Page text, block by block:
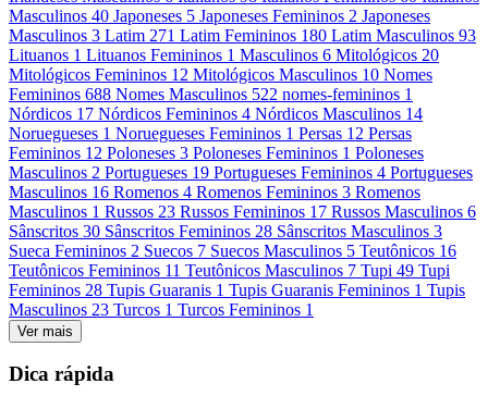
Masculinos 40 Japoneses 5 Japoneses Femininos 2 Japoneses
Masculinos 3 Latim 271 Latim Femininos 180 Latim Masculinos 93
Lituanos 1 Lituanos Femininos 1 Masculinos 6 Mitológicos 20
Mitológicos Femininos 12 Mitológicos Masculinos 10 Nomes
Femininos 688 Nomes Masculinos 522 nomes-femininos 1
Nórdicos 17 Nórdicos Femininos 4 Nórdicos Masculinos 14
Noruegueses 1 Noruegueses Femininos 1 Persas 12 Persas
Femininos 12 Poloneses 3 Poloneses Femininos 1 Poloneses
Masculinos 2 Portugueses 19 Portugueses Femininos 4 Portugueses
Masculinos 16 Romenos 4 Romenos Femininos 3 Romenos
Masculinos 1 Russos 23 Russos Femininos 17 Russos Masculinos 6
Sânscritos 30 Sânscritos Femininos 28 Sânscritos Masculinos 3
Sueca Femininos 2 Suecos 7 Suecos Masculinos 5 Teutônicos 16
Teutônicos Femininos 11 Teutônicos Masculinos 7 Tupi 49 Tupi
Femininos 28 Tupis Guaranis 1 Tupis Guaranis Femininos 1 Tupis
Masculinos 23 Turcos 1 Turcos Femininos 1
Ver mais
Dica rápida